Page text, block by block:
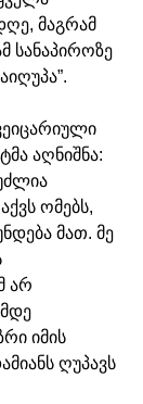
მაგრამ
სანაპიროზე
აღნიშნა:
ომებს,
მათ. მე
არ
იმის
ღუპავს